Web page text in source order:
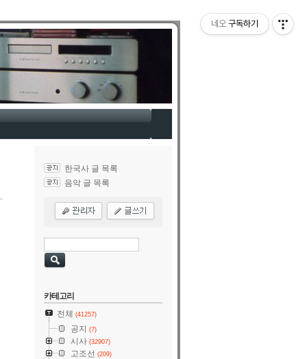
한국사 글 목록
음악 글 목록
카테고리
전체
(41257)
공지 (7)
시사 (32907)
고조선 (209)
네오 구독하기